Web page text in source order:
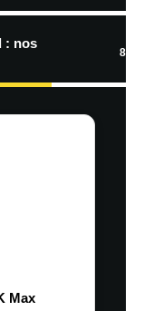
: nos
8
Max